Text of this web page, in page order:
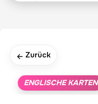
← Zurück
ENGLISCHE KARTEN